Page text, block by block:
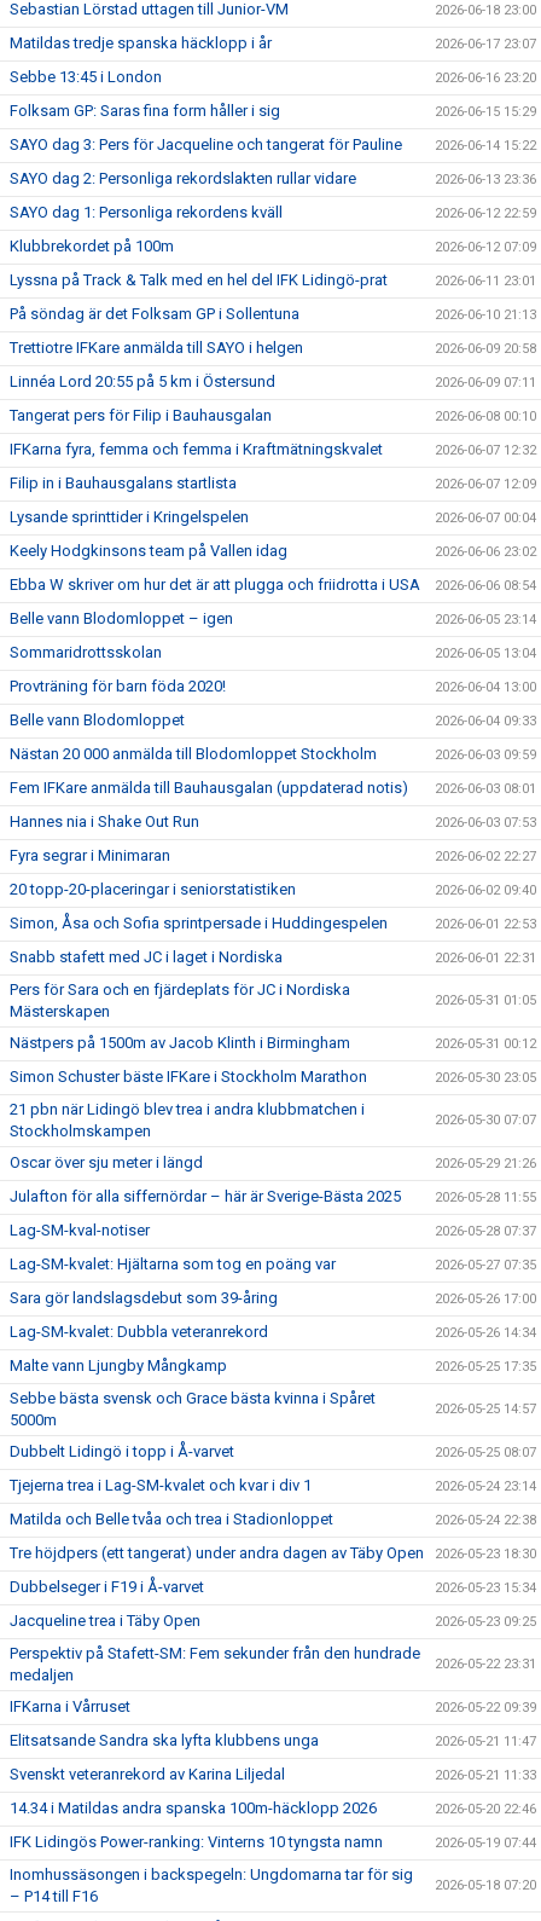
Sebastian Lörstad uttagen till Junior-VM 2026-06-18 23:00
Matildas tredje spanska häcklopp i år 2026-06-17 23:07
Sebbe 13:45 i London 2026-06-16 23:20
Folksam GP: Saras fina form håller i sig 2026-06-15 15:29
SAYO dag 3: Pers för Jacqueline och tangerat för Pauline 2026-06-14 15:22
SAYO dag 2: Personliga rekordslakten rullar vidare 2026-06-13 23:36
SAYO dag 1: Personliga rekordens kväll 2026-06-12 22:59
Klubbrekordet på 100m 2026-06-12 07:09
Lyssna på Track & Talk med en hel del IFK Lidingö-prat 2026-06-11 23:01
På söndag är det Folksam GP i Sollentuna 2026-06-10 21:13
Trettiotre IFKare anmälda till SAYO i helgen 2026-06-09 20:58
Linnéa Lord 20:55 på 5 km i Östersund 2026-06-09 07:11
Tangerat pers för Filip i Bauhausgalan 2026-06-08 00:10
IFKarna fyra, femma och femma i Kraftmätningskvalet 2026-06-07 12:32
Filip in i Bauhausgalans startlista 2026-06-07 12:09
Lysande sprinttider i Kringelspelen 2026-06-07 00:04
Keely Hodgkinsons team på Vallen idag 2026-06-06 23:02
Ebba W skriver om hur det är att plugga och friidrotta i USA 2026-06-06 08:54
Belle vann Blodomloppet – igen 2026-06-05 23:14
Sommaridrottsskolan 2026-06-05 13:04
Provträning för barn föda 2020! 2026-06-04 13:00
Belle vann Blodomloppet 2026-06-04 09:33
Nästan 20 000 anmälda till Blodomloppet Stockholm 2026-06-03 09:59
Fem IFKare anmälda till Bauhausgalan (uppdaterad notis) 2026-06-03 08:01
Hannes nia i Shake Out Run 2026-06-03 07:53
Fyra segrar i Minimaran 2026-06-02 22:27
20 topp-20-placeringar i seniorstatistiken 2026-06-02 09:40
Simon, Åsa och Sofia sprintpersade i Huddingespelen 2026-06-01 22:53
Snabb stafett med JC i laget i Nordiska 2026-06-01 22:31
Pers för Sara och en fjärdeplats för JC i Nordiska
Mästerskapen
2026-05-31 01:05
Nästpers på 1500m av Jacob Klinth i Birmingham 2026-05-31 00:12
Simon Schuster bäste IFKare i Stockholm Marathon 2026-05-30 23:05
21 pbn när Lidingö blev trea i andra klubbmatchen i
Stockholmskampen
2026-05-30 07:07
Oscar över sju meter i längd 2026-05-29 21:26
Julafton för alla siffernördar – här är Sverige-Bästa 2025 2026-05-28 11:55
Lag-SM-kval-notiser 2026-05-28 07:37
Lag-SM-kvalet: Hjältarna som tog en poäng var 2026-05-27 07:35
Sara gör landslagsdebut som 39-åring 2026-05-26 17:00
Lag-SM-kvalet: Dubbla veteranrekord 2026-05-26 14:34
Malte vann Ljungby Mångkamp 2026-05-25 17:35
Sebbe bästa svensk och Grace bästa kvinna i Spåret
5000m
2026-05-25 14:57
Dubbelt Lidingö i topp i Å-varvet 2026-05-25 08:07
Tjejerna trea i Lag-SM-kvalet och kvar i div 1 2026-05-24 23:14
Matilda och Belle tvåa och trea i Stadionloppet 2026-05-24 22:38
Tre höjdpers (ett tangerat) under andra dagen av Täby Open 2026-05-23 18:30
Dubbelseger i F19 i Å-varvet 2026-05-23 15:34
Jacqueline trea i Täby Open 2026-05-23 09:25
Perspektiv på Stafett-SM: Fem sekunder från den hundrade
medaljen
2026-05-22 23:31
IFKarna i Vårruset 2026-05-22 09:39
Elitsatsande Sandra ska lyfta klubbens unga 2026-05-21 11:47
Svenskt veteranrekord av Karina Liljedal 2026-05-21 11:33
14.34 i Matildas andra spanska 100m-häcklopp 2026 2026-05-20 22:46
IFK Lidingös Power-ranking: Vinterns 10 tyngsta namn 2026-05-19 07:44
Inomhussäsongen i backspegeln: Ungdomarna tar för sig
– P14 till F16
2026-05-18 07:20